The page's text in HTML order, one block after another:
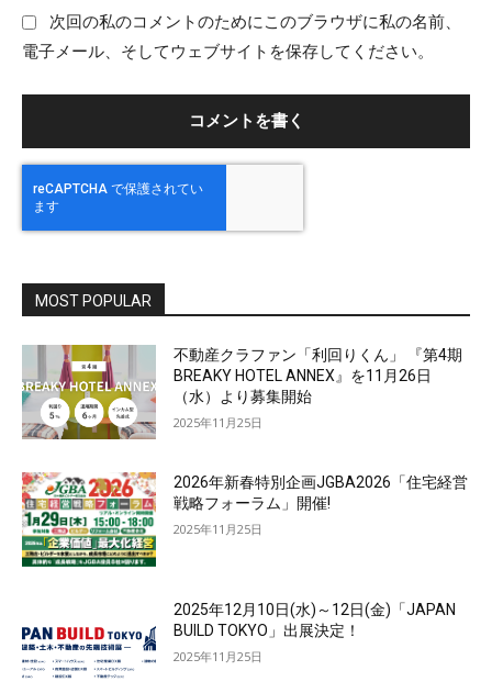
次回の私のコメントのためにこのブラウザに私の名前、
電子メール、そしてウェブサイトを保存してください。
MOST POPULAR
不動産クラファン「利回りくん」 『第4期
BREAKY HOTEL ANNEX』を11月26日
（水）より募集開始
2025年11月25日
2026年新春特別企画JGBA2026「住宅経営
戦略フォーラム」開催!
2025年11月25日
2025年12月10日(水)～12日(金)「JAPAN
BUILD TOKYO」出展決定！
2025年11月25日